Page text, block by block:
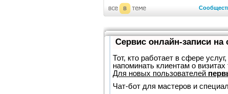
Сервис онлайн-записи на
Тот, кто работает в сфере
напоминать клиентам о
Для новых пользователей
Чат-бот для мастеров и